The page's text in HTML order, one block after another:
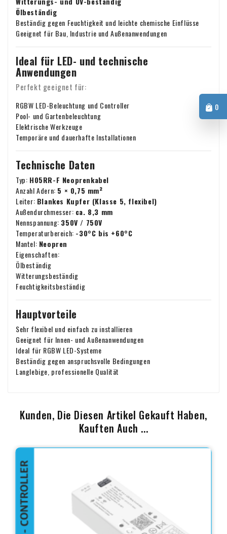
0
berechnen wir keine Mehrwertsteuer auf der Rechnung. Ihre
Umsatzsteuer-Identifikationsnummer wird automatisch
überprüft. Funktioniert Ihre Umsatzsteuer-
diesem Fall.
Bei Fragen zum Versand oder zu anderen Themen können Sie
sich jederzeit unverbindlich per E-Mail an uns wenden:
Ölbeständig
Beständig gegen Feuchtigkeit und leichte chemische Einflüsse
Geeignet für Bau, Industrie und Außenanwendungen
Ideal für LED- und technische
Anwendungen
Perfekt geeignet für:
RGBW LED-Beleuchtung und Controller
Pool- und Gartenbeleuchtung
Elektrische Werkzeuge
Temporäre und dauerhafte Installationen
Technische Daten
Typ: H05RR-F Neoprenkabel
Anzahl Adern: 5 × 0,75 mm²
Leiter: Blankes Kupfer (Klasse 5, flexibel)
Außendurchmesser: ca. 8,3 mm
Nennspannung: 350V / 750V
Temperaturbereich: -30°C bis +60°C
Mantel: Neopren
Eigenschaften:
Ölbeständig
Witterungsbeständig
Feuchtigkeitsbeständig
Hauptvorteile
Sehr flexibel und einfach zu installieren
Geeignet für Innen- und Außenanwendungen
Ideal für RGBW LED-Systeme
Beständig gegen anspruchsvolle Bedingungen
Langlebige, professionelle Qualität
Kunden, Die Diesen Artikel Gekauft Haben,
Kauften Auch ...